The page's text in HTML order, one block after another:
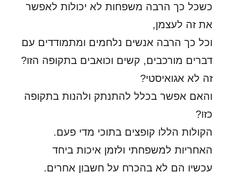
כשכל כך הרבה משפחות לא יכולות לאפשר
את זה לעצמן,
וכל כך הרבה אנשים נלחמים ומתמודדים עם
דברים מורכבים, קשים וכואבים בתקופה הזו?
זה לא אגואיסטי?
והאם אפשר בכלל להתנתק ולהנות בתקופה
כזו?
הקולות הללו קופצים בתוכי מדי פעם.
האחריות למשפחתי ולזמן איכות ביחד
עכשיו הם לא בהכרח על חשבון אחרים.